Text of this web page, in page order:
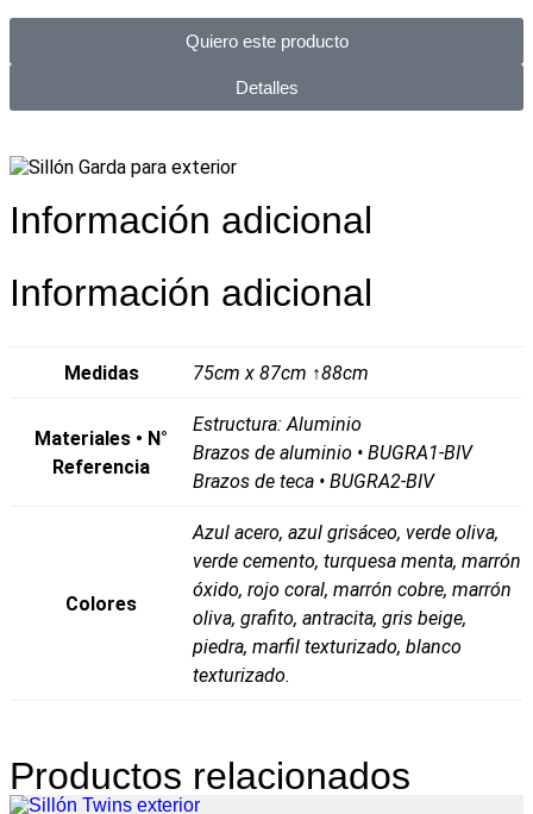
Quiero este producto
Detalles
Información adicional
Información adicional
Medidas 75cm x 87cm ↑88cm
Materiales • N°
Referencia
Estructura: Aluminio
Brazos de aluminio • BUGRA1-BIV
Brazos de teca • BUGRA2-BIV
Colores
Azul acero, azul grisáceo, verde oliva,
verde cemento, turquesa menta, marrón
óxido, rojo coral, marrón cobre, marrón
oliva, grafito, antracita, gris beige,
piedra, marfil texturizado, blanco
texturizado.
Productos relacionados